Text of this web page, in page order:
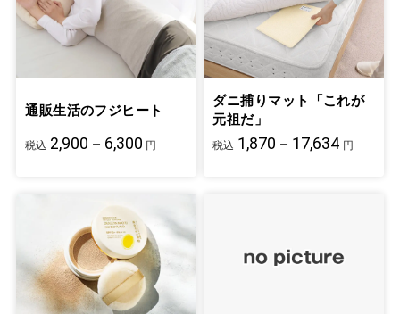
通販生活のフジヒート
税込 2,900－6,300 円
ダニ捕りマット「これが
元祖だ」
税込 1,870－17,634 円